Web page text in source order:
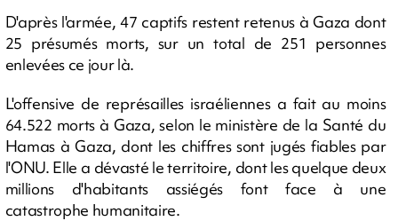
D'après l'armée, 47 captifs restent retenus à Gaza dont
25 présumés morts, sur un total de 251 personnes
enlevées ce jour là.
L'offensive de représailles israéliennes a fait au moins
64.522 morts à Gaza, selon le ministère de la Santé du
Hamas à Gaza, dont les chiffres sont jugés fiables par
l'ONU. Elle a dévasté le territoire, dont les quelque deux
millions d'habitants assiégés font face à une
catastrophe humanitaire.